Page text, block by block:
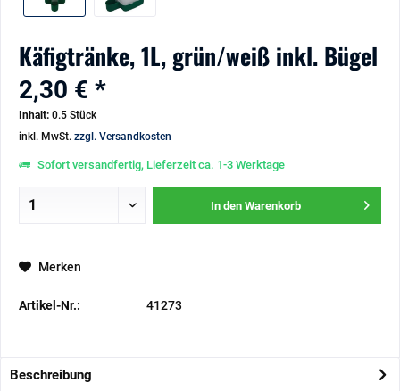
Käfigtränke, 1L, grün/weiß inkl. Bügel
2,30 € *
Inhalt: 0.5 Stück
inkl. MwSt. zzgl. Versandkosten
Sofort versandfertig, Lieferzeit ca. 1-3 Werktage
In den Warenkorb
Merken
Artikel-Nr.: 41273
Beschreibung